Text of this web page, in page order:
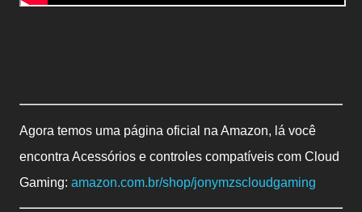
Agora temos uma página oficial na Amazon, lá você
encontra Acessórios e controles compatíveis com Cloud
Gaming: amazon.com.br/shop/jonymzscloudgaming